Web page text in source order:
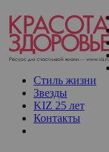
Стиль жизни
Звезды
KIZ 25 лет
Контакты